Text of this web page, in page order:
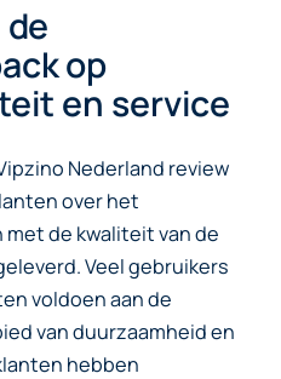
op
en service
Nederland review
over het
de kwaliteit van de
Veel gebruikers
voldoen aan de
van duurzaamheid en
hebben